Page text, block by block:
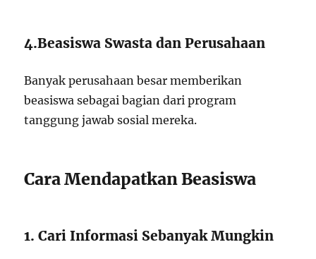
4.Beasiswa Swasta dan Perusahaan
Banyak perusahaan besar memberikan
beasiswa sebagai bagian dari program
tanggung jawab sosial mereka.
Cara Mendapatkan Beasiswa
1. Cari Informasi Sebanyak Mungkin